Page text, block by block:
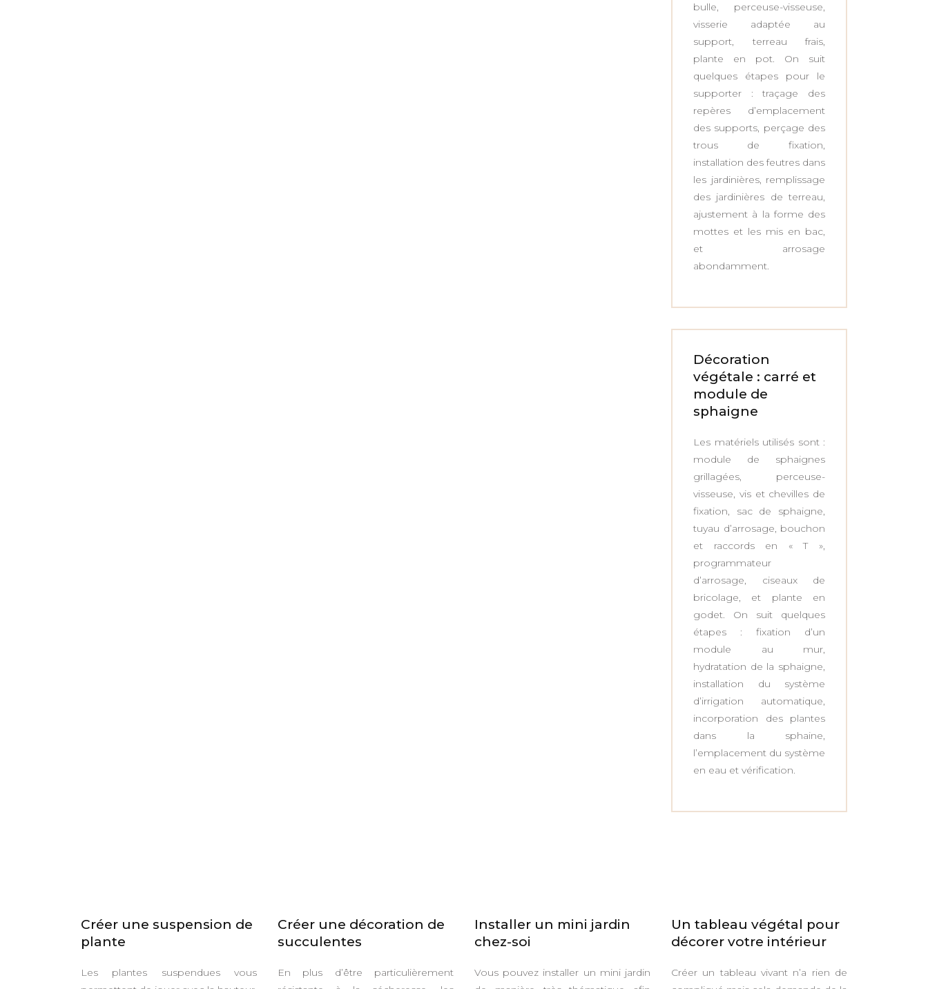
bulle, perceuse-visseuse,
visserie adaptée au
support, terreau frais,
plante en pot. On suit
quelques étapes pour le
supporter : traçage des
repères d’emplacement
des supports, perçage des
trous de fixation,
installation des feutres dans
les jardinières, remplissage
des jardinières de terreau,
ajustement à la forme des
mottes et les mis en bac,
et arrosage
abondamment.
Décoration
végétale : carré et
module de
sphaigne
Les matériels utilisés sont :
module de sphaignes
grillagées, perceuse-
visseuse, vis et chevilles de
fixation, sac de sphaigne,
tuyau d’arrosage, bouchon
et raccords en « T »,
programmateur
d’arrosage, ciseaux de
bricolage, et plante en
godet. On suit quelques
étapes : fixation d’un
module au mur,
hydratation de la sphaigne,
installation du système
d’irrigation automatique,
incorporation des plantes
dans la sphaine,
l’emplacement du système
en eau et vérification.
Créer une suspension de
plante
Les plantes suspendues vous
Créer une décoration de
succulentes
En plus d’être particulièrement
Installer un mini jardin
chez-soi
Vous pouvez installer un mini jardin
Un tableau végétal pour
décorer votre intérieur
Créer un tableau vivant n’a rien de